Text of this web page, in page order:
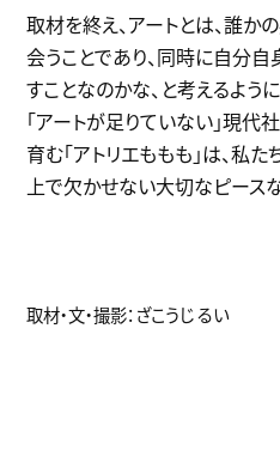
取材を終え、アートとは、誰か
会うことであり、同時に自分
すことなのかな、と考えるよう
「アートが足りていない」現代
育む「アトリエももも」は、私
上で欠かせない大切なピース
取材・文・撮影：ざこうじ るい